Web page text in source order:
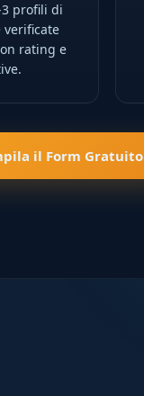
profili di
rating e
il Form Gratuito